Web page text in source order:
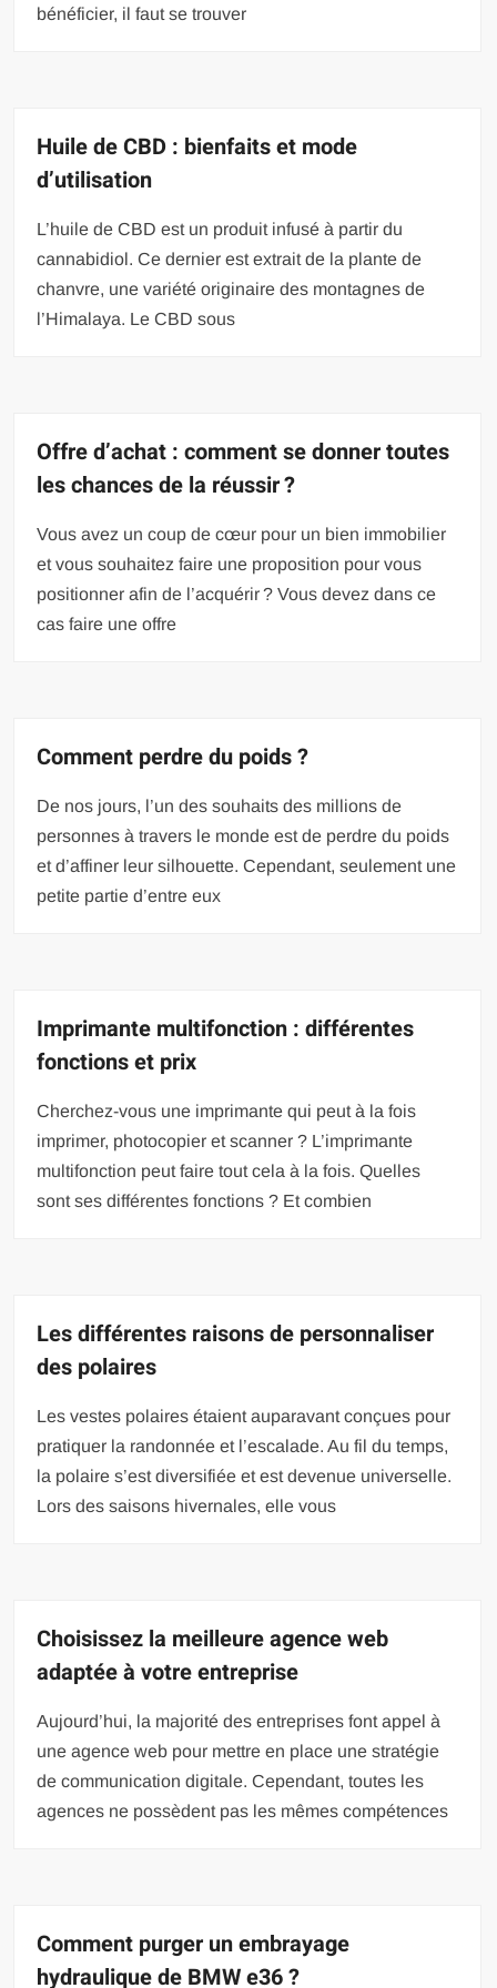
bénéficier, il faut se trouver
Huile de CBD : bienfaits et mode
d’utilisation
L’huile de CBD est un produit infusé à partir du
cannabidiol. Ce dernier est extrait de la plante de
chanvre, une variété originaire des montagnes de
l’Himalaya. Le CBD sous
Offre d’achat : comment se donner toutes
les chances de la réussir ?
Vous avez un coup de cœur pour un bien immobilier
et vous souhaitez faire une proposition pour vous
positionner afin de l’acquérir ? Vous devez dans ce
cas faire une offre
Comment perdre du poids ?
De nos jours, l’un des souhaits des millions de
personnes à travers le monde est de perdre du poids
et d’affiner leur silhouette. Cependant, seulement une
petite partie d’entre eux
Imprimante multifonction : différentes
fonctions et prix
Cherchez-vous une imprimante qui peut à la fois
imprimer, photocopier et scanner ? L’imprimante
multifonction peut faire tout cela à la fois. Quelles
sont ses différentes fonctions ? Et combien
Les différentes raisons de personnaliser
des polaires
Les vestes polaires étaient auparavant conçues pour
pratiquer la randonnée et l’escalade. Au fil du temps,
la polaire s’est diversifiée et est devenue universelle.
Lors des saisons hivernales, elle vous
Choisissez la meilleure agence web
adaptée à votre entreprise
Aujourd’hui, la majorité des entreprises font appel à
une agence web pour mettre en place une stratégie
de communication digitale. Cependant, toutes les
agences ne possèdent pas les mêmes compétences
Comment purger un embrayage
hydraulique de BMW e36 ?